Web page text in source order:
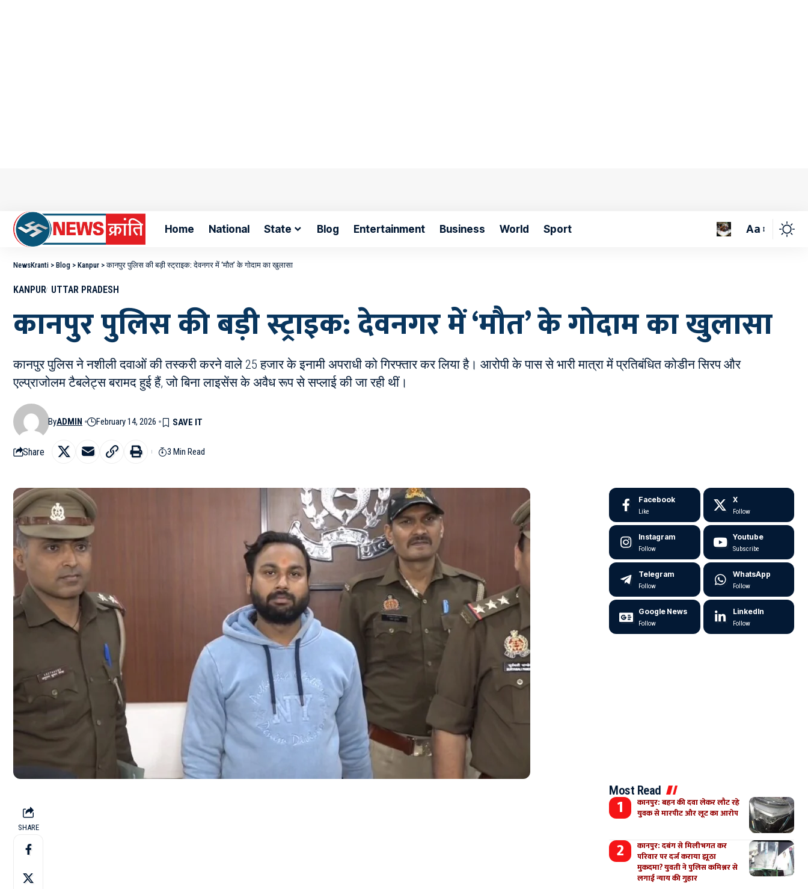
Home National State Blog Entertainment Business World Sport Aa
NewsKranti > Blog > Kanpur >कानपुर पुलिस की बड़ी स्ट्राइक: देवनगर में ‘मौत’ के गोदाम का खुलासा
KANPUR UTTAR PRADESH
कानपुर पुलिस की बड़ी स्ट्राइक: देवनगर में ‘मौत’ के गोदाम का खुलासा
कानपुर पुलिस ने नशीली दवाओं की तस्करी करने वाले 25 हजार के इनामी अपराधी को गिरफ्तार कर लिया है। आरोपी के पास से भारी मात्रा में प्रतिबंधित कोडीन सिरप और
एल्प्राजोलम टैबलेट्स बरामद हुई हैं, जो बिना लाइसेंस के अवैध रूप से सप्लाई की जा रही थीं।
ByADMIN February 14, 2026
Share 3 Min Read
SHARE
Facebook
Like
X
Follow
Instagram
Follow
Youtube
Subscribe
Telegram
Follow
WhatsApp
Follow
Google News
Follow
LinkedIn
Follow
Most Read
कानपुर: बहन की दवा लेकर लौट रहे
युवक से मारपीट और लूट का आरोप
कानपुर: दबंग से मिलीभगत कर
परिवार पर दर्ज कराया झूठा
मुकदमा? युवती ने पुलिस कमिश्नर से
लगाई न्याय की गुहार